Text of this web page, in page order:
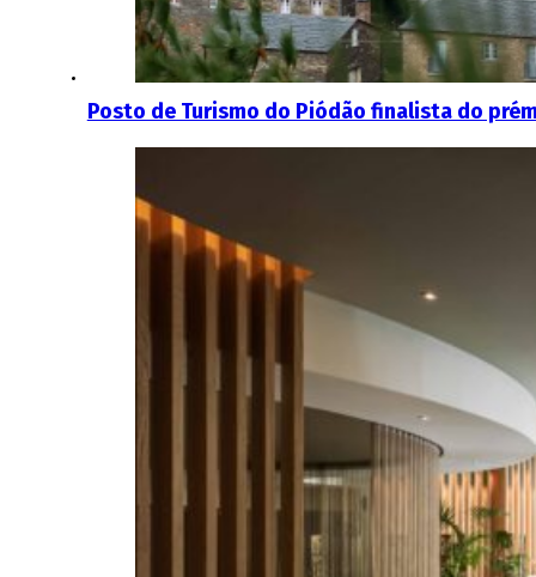
Posto de Turismo do Piódão finalista do